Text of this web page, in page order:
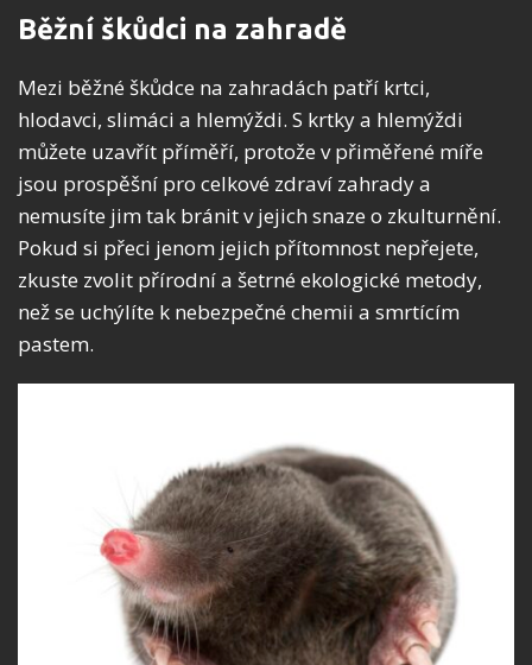
Běžní škůdci na zahradě
Mezi běžné škůdce na zahradách patří krtci,
hlodavci, slimáci a hlemýždi. S krtky a hlemýždi
můžete uzavřít příměří, protože v přiměřené míře
jsou prospěšní pro celkové zdraví zahrady a
nemusíte jim tak bránit v jejich snaze o zkulturnění.
Pokud si přeci jenom jejich přítomnost nepřejete,
zkuste zvolit přírodní a šetrné ekologické metody,
než se uchýlíte k nebezpečné chemii a smrtícím
pastem.